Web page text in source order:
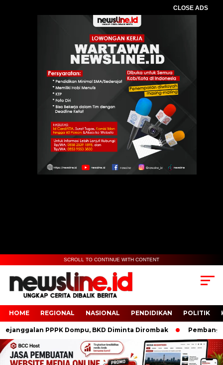
CLOSE ADS
SCROLL TO CONTINUE WITH CONTENT
HOME REGIONAL NASIONAL PENDIDIKAN POLITIK
PPPK Dompu, BKD Diminta Dirombak